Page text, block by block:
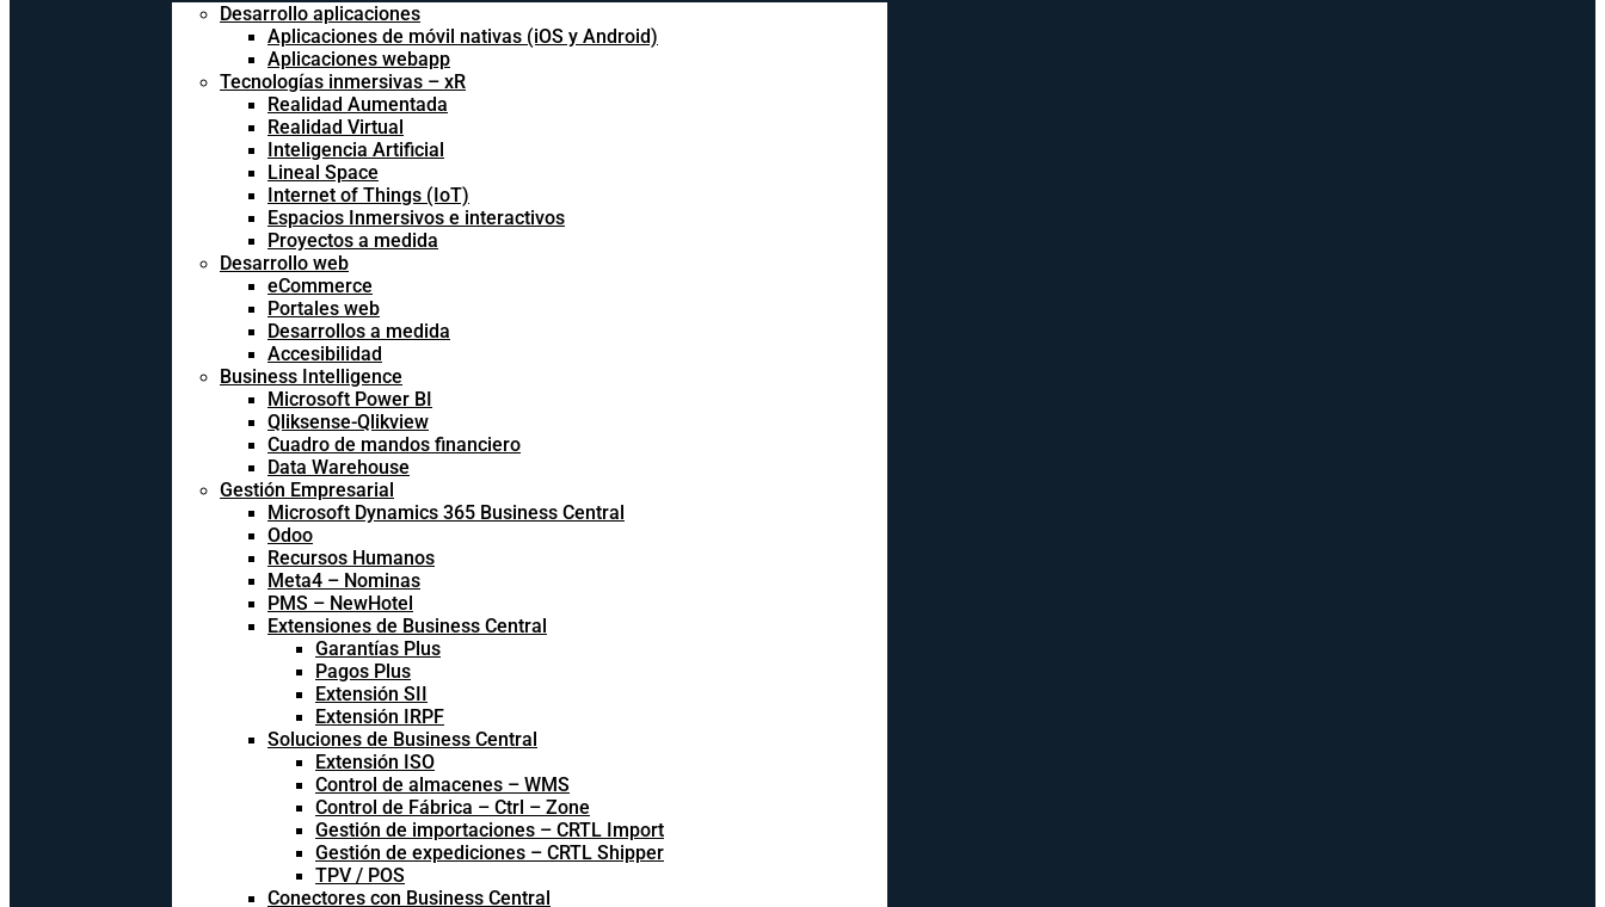
Desarrollo aplicaciones
Aplicaciones de móvil nativas (iOS y Android)
Aplicaciones webapp
Tecnologías inmersivas – xR
Realidad Aumentada
Realidad Virtual
Inteligencia Artificial
Lineal Space
Internet of Things (IoT)
Espacios Inmersivos e interactivos
Proyectos a medida
Desarrollo web
eCommerce
Portales web
Desarrollos a medida
Accesibilidad
Business Intelligence
Microsoft Power BI
Qliksense-Qlikview
Cuadro de mandos financiero
Data Warehouse
Gestión Empresarial
Microsoft Dynamics 365 Business Central
Odoo
Recursos Humanos
Meta4 – Nominas
PMS – NewHotel
Extensiones de Business Central
Garantías Plus
Pagos Plus
Extensión SII
Extensión IRPF
Soluciones de Business Central
Extensión ISO
Control de almacenes – WMS
Control de Fábrica – Ctrl – Zone
Gestión de importaciones – CRTL Import
Gestión de expediciones – CRTL Shipper
TPV / POS
Conectores con Business Central